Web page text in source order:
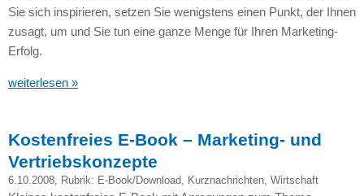
Sie sich inspirieren, setzen Sie wenigstens einen Punkt, der Ihnen
zusagt, um und Sie tun eine ganze Menge für Ihren Marketing-
Erfolg.
weiterlesen »
Kostenfreies E-Book – Marketing- und
Vertriebskonzepte
6.10.2008, Rubrik: E-Book/Download, Kurznachrichten, Wirtschaft